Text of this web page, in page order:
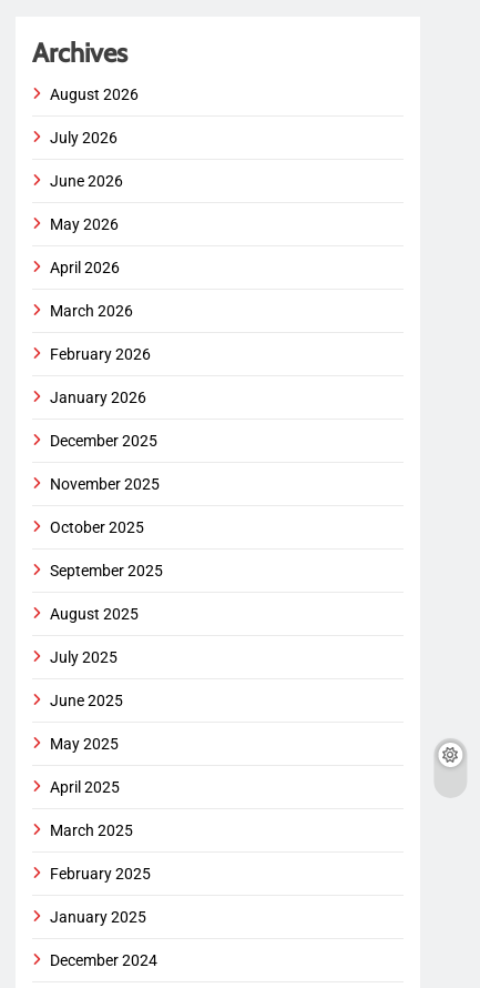
Archives
August 2026
July 2026
June 2026
May 2026
April 2026
March 2026
February 2026
January 2026
December 2025
November 2025
October 2025
September 2025
August 2025
July 2025
June 2025
May 2025
April 2025
March 2025
February 2025
January 2025
December 2024